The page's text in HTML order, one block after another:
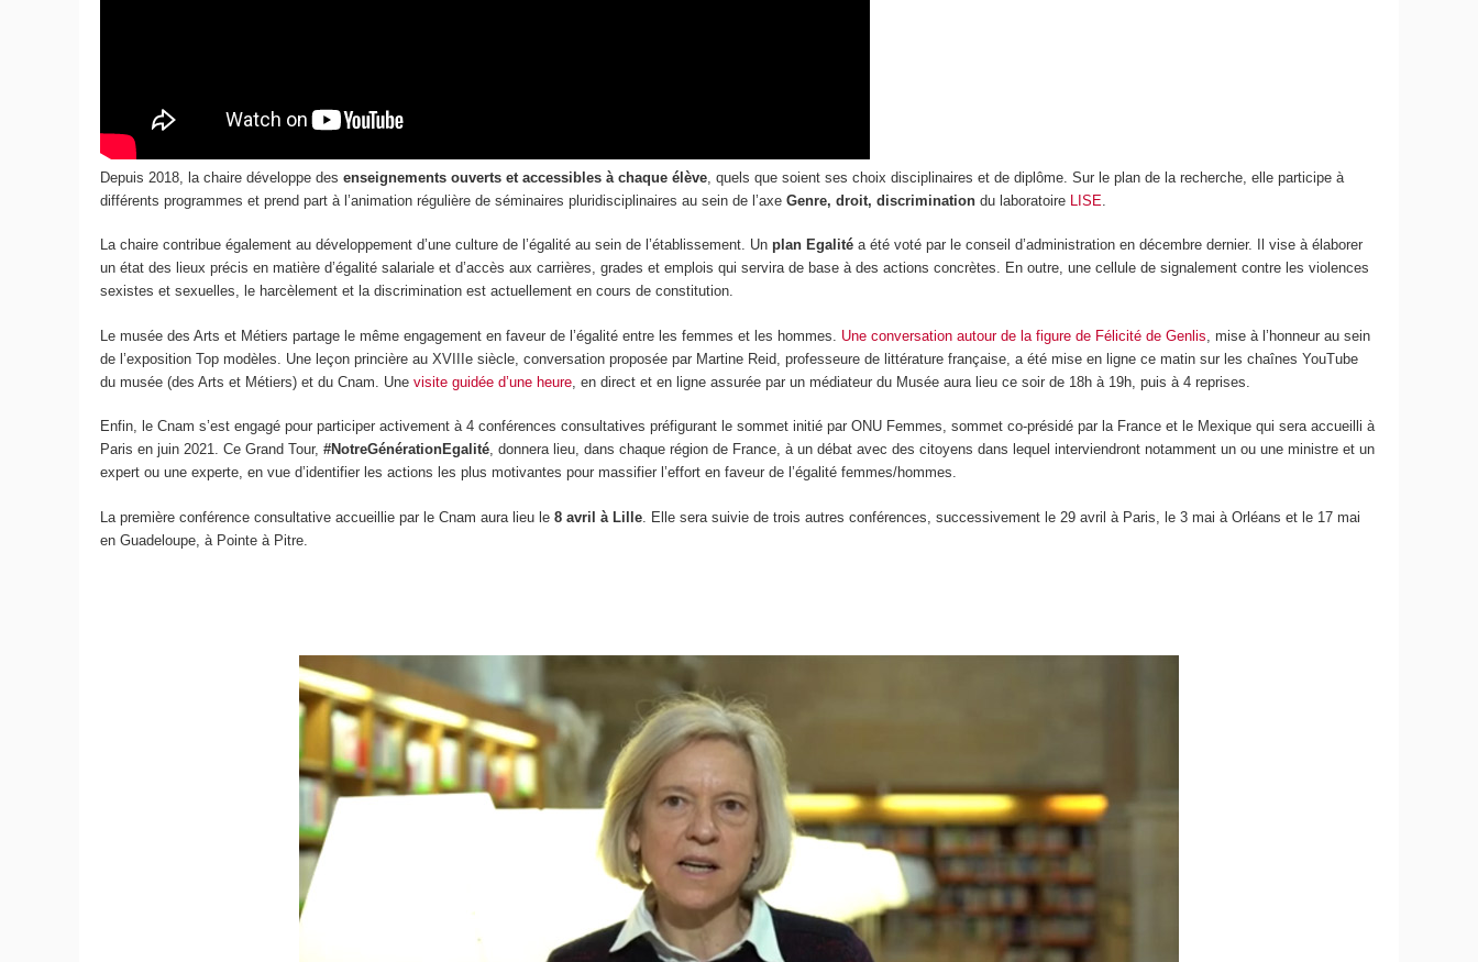
Depuis 2018, la chaire développe des enseignements ouverts et accessibles à chaque élève , quels que soient ses choix disciplinaires et de diplôme. Sur le plan de la recherche, elle participe à
différents programmes et prend part à l’animation régulière de séminaires pluridisciplinaires au sein de l’axeGenre, droit, discrimination du laboratoire LISE
La chaire contribue également au développement d’une culture de l’égalité au sein de l’établissement. Unplan Egalitéa été voté par le conseil d’administration en décembre dernier. Il vise à élaborer
un état des lieux précis en matière d’égalité salariale et d’accès aux carrières, grades et emplois qui servira de base à des actions concrètes. En outre, une cellule de signalement contre les violences
sexistes et sexuelles, le harcèlement et la discrimination est actuellement en cours de constitution.
Le musée des Arts et Métiers partage le même engagement en faveur de l’égalité entre les femmes et les hommes. Une conversation autour de la figure de Félicité de Genlis , mise à l’honneur au sein
de l’exposition Top modèles. Une leçon princière au XVIIIe siècle, conversation proposée par Martine Reid, professeure de littérature française, a été mise en ligne ce matin sur les chaînes YouTube
du musée (des Arts et Métiers) et du Cnam. Unevisite guidée d’une heure , en direct et en ligne assurée par un médiateur du Musée aura lieu ce soir de 18h à 19h, puis à 4 reprises.
Enfin, le Cnam s’est engagé pour participer activement à 4 conférences consultatives préfigurant le sommet initié par ONU Femmes, sommet co-présidé par la France et le Mexique qui sera accueilli à
Paris en juin 2021. Ce Grand Tour, #NotreGénérationEgalité, donnera lieu, dans chaque région de France, à un débat avec des citoyens dans lequel interviendront notamment un ou une ministre et un
expert ou une experte, en vue d’identifier les actions les plus motivantes pour massifier l’effort en faveur de l’égalité femmes/hommes.
La première conférence consultative accueillie par le Cnam aura lieu le8 avril à Lille . Elle sera suivie de trois autres conférences, successivement le 29 avril à Paris, le 3 mai à Orléans et le 17 mai
en Guadeloupe, à Pointe à Pitre.